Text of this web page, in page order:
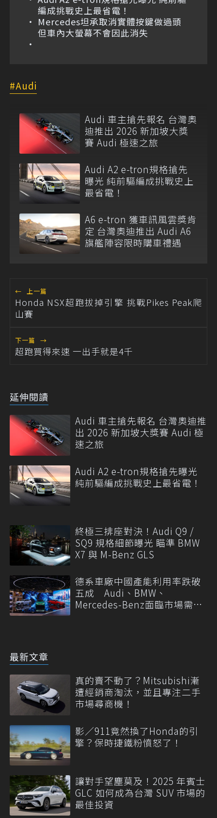
編成挑戰史上最省電！
Mercedes坦承取消實體按鍵做過頭
但車內大螢幕不會因此消失
Audi
Audi 車主搶先報名 台灣奧
迪推出 2026 新加坡大獎
賽 Audi 極速之旅
Audi A2 e-tron規格搶先
曝光 純前驅編成挑戰史上
最省電！
A6 e-tron 獲車訊風雲獎肯
定 台灣奧迪推出 Audi A6
旗艦陣容限時購車禮遇
← 上一篇
Honda NSX超跑拔掉引擎 挑戰Pikes Peak爬
山賽
下一篇 →
超跑買得來速 一出手就是4千
延伸閱讀
Audi 車主搶先報名 台灣奧迪推
出 2026 新加坡大獎賽 Audi 極
速之旅
Audi A2 e-tron規格搶先曝光
純前驅編成挑戰史上最省電！
終極三排座對決！Audi Q9 /
SQ9 規格細節曝光 瞄準 BMW
X7 與 M-Benz GLS
德系車廠中國產能利用率跌破
五成 Audi、BMW、
Mercedes-Benz面臨市場需求
最新文章
真的賣不動了？Mitsubishi漸
遭經銷商淘汰，並且專注二手
市場尋商機！
影／911竟然換了Honda的引
擎？保時捷鐵粉憤怒了！
讓對手望塵莫及！2025 年賓士
GLC 如何成為台灣 SUV 市場的
最佳投資